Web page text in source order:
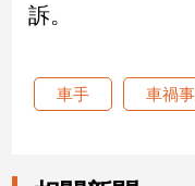
時
生
訴。
車手 車禍